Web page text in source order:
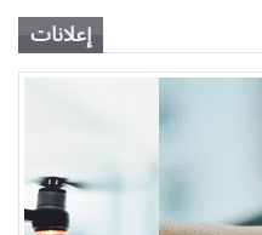
إعلانات